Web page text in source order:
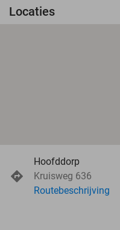
Locaties
Hoofddorp
Kruisweg 636
Routebeschrijving